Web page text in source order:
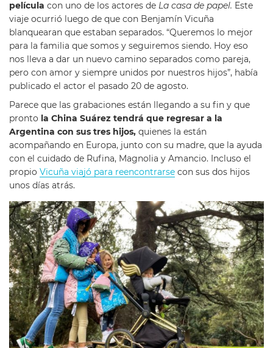
película con uno de los actores de La casa de papel. Este
viaje ocurrió luego de que con Benjamín Vicuña
blanquearan que estaban separados. “Queremos lo mejor
para la familia que somos y seguiremos siendo. Hoy eso
nos lleva a dar un nuevo camino separados como pareja,
pero con amor y siempre unidos por nuestros hijos”, había
publicado el actor el pasado 20 de agosto.
Parece que las grabaciones están llegando a su fin y que
pronto la China Suárez tendrá que regresar a la
Argentina con sus tres hijos, quienes la están
acompañando en Europa, junto con su madre, que la ayuda
con el cuidado de Rufina, Magnolia y Amancio. Incluso el
propio Vicuña viajó para reencontrarse con sus dos hijos
unos días atrás.